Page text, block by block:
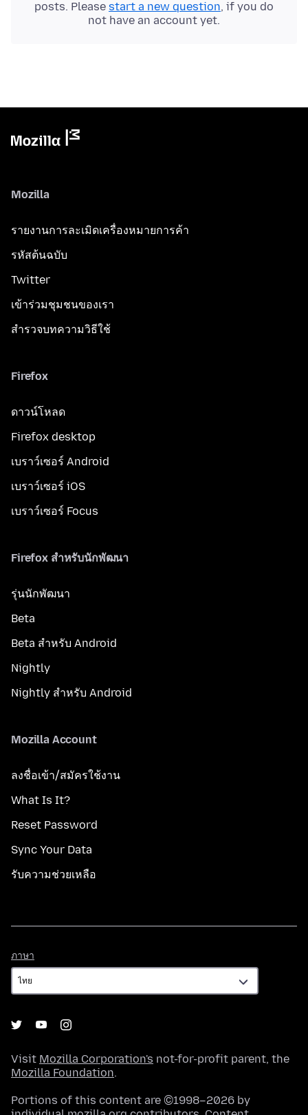
posts. Please start a new question, if you do
not have an account yet.
Mozilla
รายงานการละเมิดเครื่องหมายการค้า
รหัสต้นฉบับ
Twitter
เข้าร่วมชุมชนของเรา
สำรวจบทความวิธีใช้
Firefox
ดาวน์โหลด
Firefox desktop
เบราว์เซอร์ Android
เบราว์เซอร์ iOS
เบราว์เซอร์ Focus
Firefox สำหรับนักพัฒนา
รุ่นนักพัฒนา
Beta
Beta สำหรับ Android
Nightly
Nightly สำหรับ Android
Mozilla Account
ลงชื่อเข้า/สมัครใช้งาน
What Is It?
Reset Password
Sync Your Data
รับความช่วยเหลือ
ภาษา
Visit Mozilla Corporation's not-for-profit parent, the
Mozilla Foundation.
Portions of this content are ©1998–2026 by